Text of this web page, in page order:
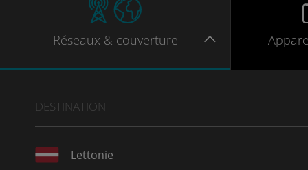
Réseaux & couverture
DESTINATION
Lettonie